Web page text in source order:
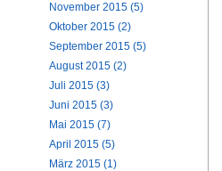
November 2015 (5)
Oktober 2015 (2)
September 2015 (5)
August 2015 (2)
Juli 2015 (3)
Juni 2015 (3)
Mai 2015 (7)
April 2015 (5)
März 2015 (1)